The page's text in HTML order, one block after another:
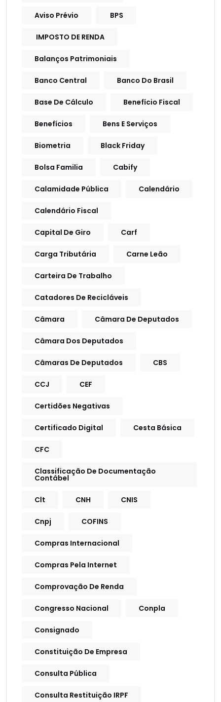
Aviso Prévio BPS
IMPOSTO DE RENDA
Balanços Patrimoniais
Banco Central Banco Do Brasil
Base De Cálculo Benefício Fiscal
Benefícios Bens E Serviços
Biometria Black Friday
Bolsa Familia Cabify
Calamidade Pública Calendário
Calendário Fiscal
Capital De Giro Carf
Carga Tributária Carne Leão
Carteira De Trabalho
Catadores De Recicláveis
Câmara Câmara De Deputados
Câmara Dos Deputados
Câmaras De Deputados CBS
CCJ CEF
Certidões Negativas
Certificado Digital Cesta Básica
CFC
Classificação De Documentação
Contábel
Clt CNH CNIS
Cnpj COFINS
Compras Internacional
Compras Pela Internet
Comprovação De Renda
Congresso Nacional Conpla
Consignado
Constituição De Empresa
Consulta Pública
Consulta Restituição IRPF